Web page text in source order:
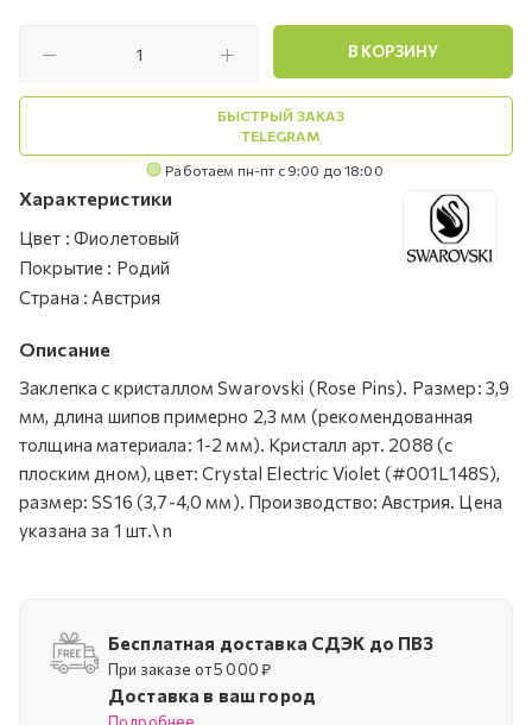
В КОРЗИНУ
БЫСТРЫЙ ЗАКАЗ
TELEGRAM
Работаем пн-пт с 9:00 до 18:00
Характеристики
Цвет : Фиолетовый
Покрытие : Родий
Страна : Австрия
Описание
Заклепка с кристаллом Swarovski (Rose Pins). Размер: 3,9
мм, длина шипов примерно 2,3 мм (рекомендованная
толщина материала: 1-2 мм). Кристалл арт. 2088 (с
плоским дном), цвет: Crystal Electric Violet (#001L148S),
размер: SS16 (3,7-4,0 мм). Производство: Австрия. Цена
указана за 1 шт.\n
Бесплатная доставка СДЭК до ПВЗ
При заказе от 5 000 ₽
Доставка в ваш город